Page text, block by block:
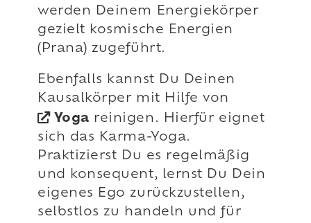
werden Deinem Energiekörper
gezielt kosmische Energien
(Prana) zugeführt.
Ebenfalls kannst Du Deinen
Kausalkörper mit Hilfe von
Yoga reinigen. Hierfür eignet
sich das Karma-Yoga.
Praktizierst Du es regelmäßig
und konsequent, lernst Du Dein
eigenes Ego zurückzustellen,
selbstlos zu handeln und für